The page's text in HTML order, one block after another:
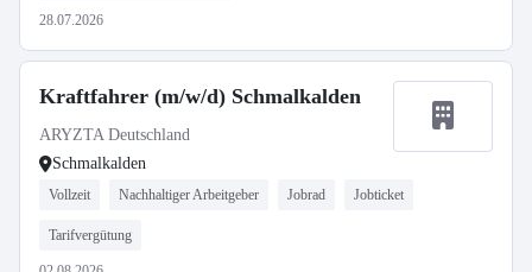
28.07.2026
Kraftfahrer (m/w/d) Schmalkalden
ARYZTA Deutschland
Schmalkalden
Vollzeit Nachhaltiger Arbeitgeber Jobrad Jobticket
Tarifvergütung